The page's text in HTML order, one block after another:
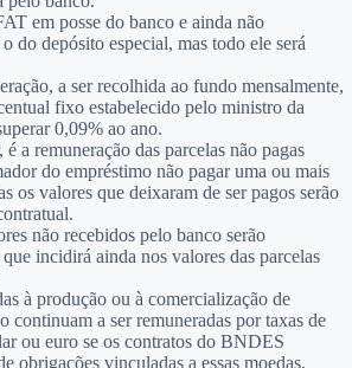
em posse do banco e ainda não
do depósito especial, mas todo ele será
a ser recolhida ao fundo mensalmente,
fixo estabelecido pelo ministro da
0,09% ao ano.
a remuneração das parcelas não pagas
do empréstimo não pagar uma ou mais
os valores que deixaram de ser pagos serão
não recebidos pelo banco serão
incidirá ainda nos valores das parcelas
à produção ou à comercialização de
continuam a ser remuneradas por taxas de
ou euro se os contratos do BNDES
obrigações vinculadas a essas moedas.